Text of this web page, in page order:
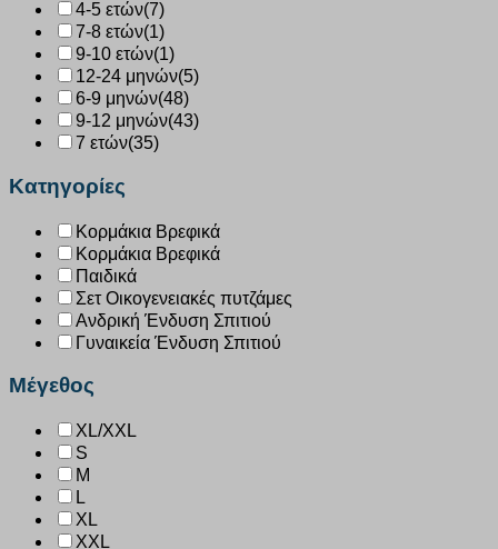
4-5 ετών(7)
7-8 ετών(1)
9-10 ετών(1)
12-24 μηνών(5)
6-9 μηνών(48)
9-12 μηνών(43)
7 ετών(35)
Κατηγορίες
Κορμάκια Βρεφικά
Κορμάκια Βρεφικά
Παιδικά
Σετ Οικογενειακές πυτζάμες
Ανδρική Ένδυση Σπιτιού
Γυναικεία Ένδυση Σπιτιού
Μέγεθος
XL/XXL
S
M
L
XL
XXL